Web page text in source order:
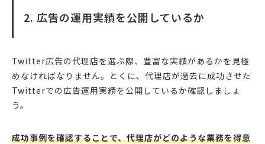
2. 広告の運用実績を公開しているか
Twitter広告の代理店を選ぶ際、豊富な実績があるかを見極
めなければなりません。とくに、代理店が過去に成功させた
Twitterでの広告運用実績を公開しているか確認しましょ
う。
成功事例を確認することで、代理店がどのような業務を得意